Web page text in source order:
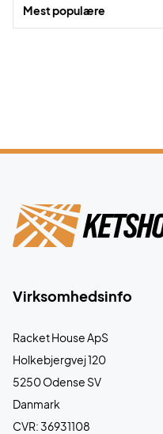
Mest populære
Virksomhedsinfo
Racket House ApS
Holkebjergvej 120
5250 Odense SV
Danmark
CVR: 36931108